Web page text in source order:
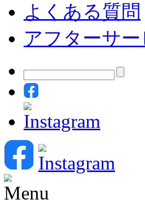
よくある質問
アフターサー